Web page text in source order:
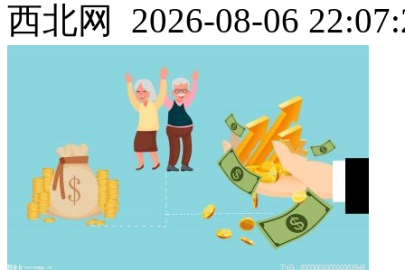
西北网 2026-08-06